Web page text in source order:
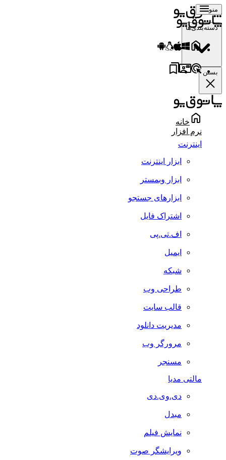
منو
دسته‌بندی‌ها
بستن
خانه
نرم افزار
اینترنت
ابزار اینترنت
ابزار وبمستر
ابزارهای جستجو
اشتراک فایل
اف.تی.پی
ایمیل
شبکه
طراحی وب
قالب سایت
مدیریت دانلود
مرورگر وب
مسنجر
مالتی مدیا
دی.وی.دی
مبدل
نمایش فیلم
ویرایشگر صوت